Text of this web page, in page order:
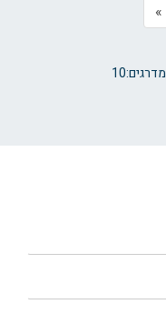
»
מדרגים:10